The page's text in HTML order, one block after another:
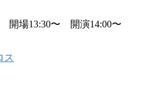
開場13:30〜 開演14:00〜
ス